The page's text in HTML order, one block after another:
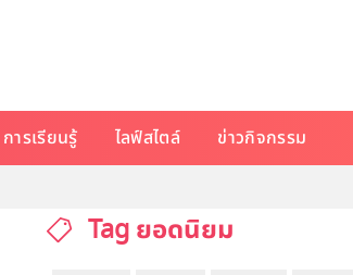
การเรียนรู้ ไลฟ์สไตล์ ข่าวกิจกรรม
Tag ยอดนิยม